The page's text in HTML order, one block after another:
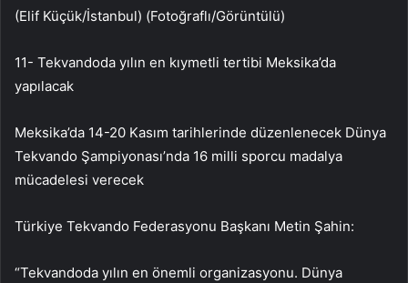
(Elif Küçük/İstanbul) (Fotoğraflı/Görüntülü)
11- Tekvandoda yılın en kıymetli tertibi Meksika’da
yapılacak
Meksika’da 14-20 Kasım tarihlerinde düzenlenecek Dünya
Tekvando Şampiyonası’nda 16 milli sporcu madalya
mücadelesi verecek
Türkiye Tekvando Federasyonu Başkanı Metin Şahin:
“Tekvandoda yılın en önemli organizasyonu. Dünya